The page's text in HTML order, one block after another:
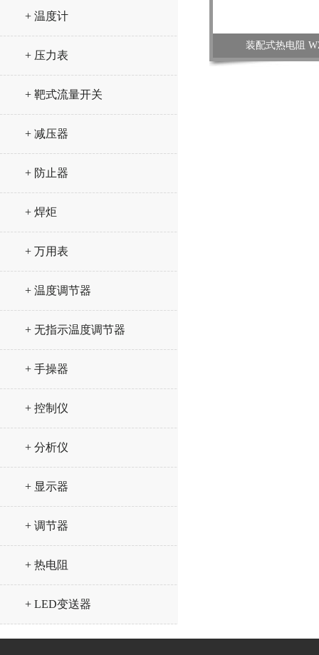
+ 温度计
+ 压力表
+ 靶式流量开关
+ 减压器
+ 防止器
+ 焊炬
+ 万用表
+ 温度调节器
+ 无指示温度调节器
+ 手操器
+ 控制仪
+ 分析仪
+ 显示器
+ 调节器
+ 热电阻
+ LED变送器
装配式热电阻